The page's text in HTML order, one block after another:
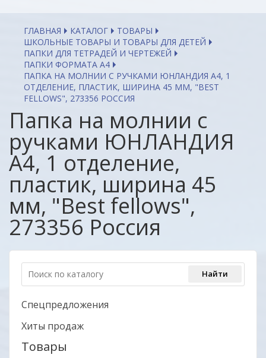
ГЛАВНАЯ КАТАЛОГ
ТОВАРЫ
ШКОЛЬНЫЕ ТОВАРЫ И ТОВАРЫ ДЛЯ ДЕТЕЙ
ПАПКИ ДЛЯ ТЕТРАДЕЙ И ЧЕРТЕЖЕЙ
ПАПКИ ФОРМАТА А4
ПАПКА НА МОЛНИИ С РУЧКАМИ ЮНЛАНДИЯ А4, 1
ОТДЕЛЕНИЕ, ПЛАСТИК, ШИРИНА 45 ММ, "BEST
FELLOWS", 273356 РОССИЯ
Папка на молнии с
ручками ЮНЛАНДИЯ
А4, 1 отделение,
пластик, ширина 45
мм, "Best fellows",
273356 Россия
Спецпредложения
Хиты продаж
Товары